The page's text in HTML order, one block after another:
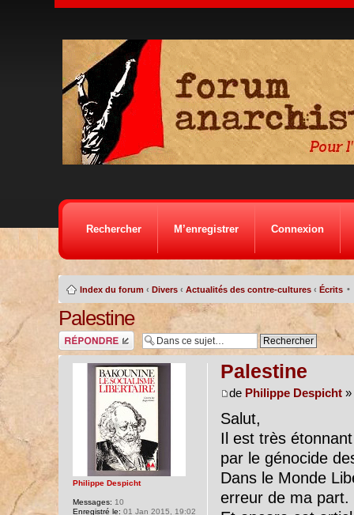
Rechercher M’enregistrer Connexion
Index du forum ‹ Divers ‹ Actualités des contre-cultures ‹ Écrits •
Palestine
Répondre
Palestine
de Philippe Despicht»
Salut,
Il est très
par le génocide
Dans le Monde
erreur de ma part.
Philippe Despicht
Messages: 10
Enregistré le: 01 Jan 2015, 19:02